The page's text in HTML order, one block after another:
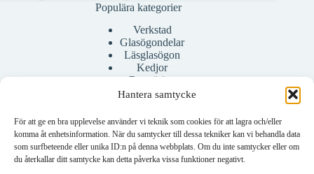
Hantera samtycke
För att ge en bra upplevelse använder vi teknik som cookies för att lagra och/eller
komma åt enhetsinformation. När du samtycker till dessa tekniker kan vi behandla data
som surfbeteende eller unika ID:n på denna webbplats. Om du inte samtycker eller om
du återkallar ditt samtycke kan detta påverka vissa funktioner negativt.
Populära kategorier
Verkstad
Glasögondelar
Läsglasögon
Kedjor
Rengöring
Bågar
Konto